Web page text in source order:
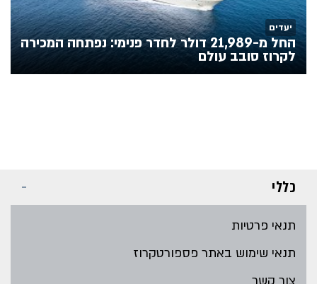
יעדים
החל מ-21,989 דולר לחדר פנימי: נפתחה המכירה
לקרוז סובב עולם
כללי
תנאי פרטיות
תנאי שימוש באתר פספורטקרוז
צור קשר